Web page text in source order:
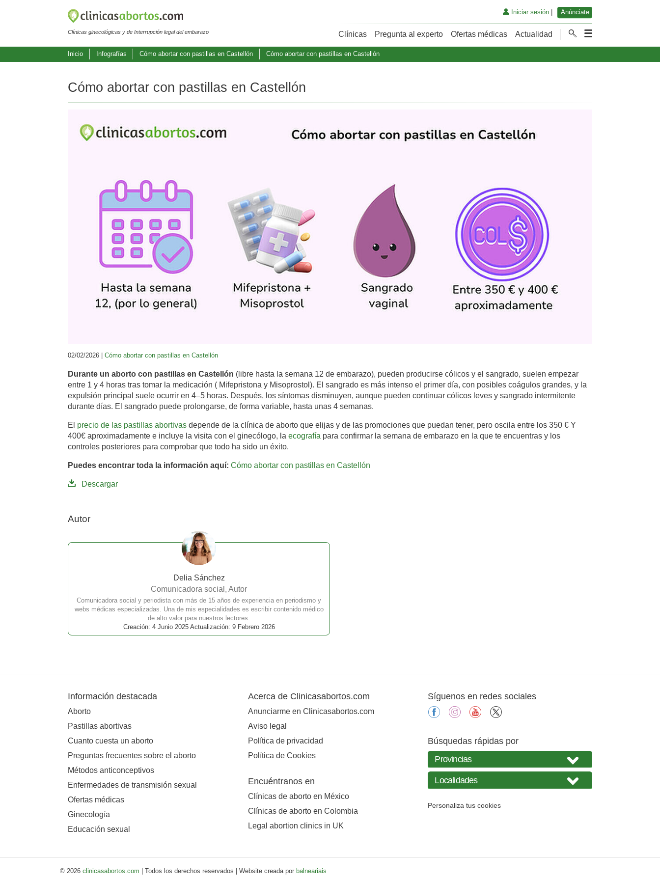
Clínicas ginecológicas y de Interrupción legal del embarazo
Iniciar sesión| Anúnciate
Clínicas Pregunta al experto Ofertas médicas Actualidad
Inicio Infografías Cómo abortar con pastillas en Castellón Cómo abortar con pastillas en Castellón
Cómo abortar con pastillas en Castellón
02/02/2026 | Cómo abortar con pastillas en Castellón
Durante un aborto con pastillas en Castellón (libre hasta la semana 12 de embarazo), pueden producirse cólicos y el sangrado, suelen empezar
entre 1 y 4 horas tras tomar la medicación ( Mifepristona y Misoprostol). El sangrado es más intenso el primer día, con posibles coágulos grandes, y la
expulsión principal suele ocurrir en 4–5 horas. Después, los síntomas disminuyen, aunque pueden continuar cólicos leves y sangrado intermitente
durante días. El sangrado puede prolongarse, de forma variable, hasta unas 4 semanas.
El precio de las pastillas abortivas depende de la clínica de aborto que elijas y de las promociones que puedan tener, pero oscila entre los 350 € Y
400€ aproximadamente e incluye la visita con el ginecólogo, la ecografía para confirmar la semana de embarazo en la que te encuentras y los
controles posteriores para comprobar que todo ha sido un éxito.
Puedes encontrar toda la información aquí: Cómo abortar con pastillas en Castellón
Descargar
Autor
Delia Sánchez
Comunicadora social, Autor
Comunicadora social y periodista con más de 15 años de experiencia en periodismo y
webs médicas especializadas. Una de mis especialidades es escribir contenido médico
de alto valor para nuestros lectores.
Creación: 4 Junio 2025 Actualización: 9 Febrero 2026
Información destacada
Aborto
Pastillas abortivas
Cuanto cuesta un aborto
Preguntas frecuentes sobre el aborto
Métodos anticonceptivos
Enfermedades de transmisión sexual
Ofertas médicas
Ginecología
Educación sexual
Acerca de Clinicasabortos.com
Anunciarme en Clinicasabortos.com
Aviso legal
Política de privacidad
Política de Cookies
Encuéntranos en
Clínicas de aborto en México
Clínicas de aborto en Colombia
Legal abortion clinics in UK
Síguenos en redes sociales
facebookinstagramyoutube
Búsquedas rápidas por
Personaliza tus cookies
© 2026 clinicasabortos.com | Todos los derechos reservados | Website creada por balneariais